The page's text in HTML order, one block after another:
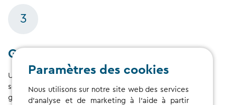
3
Gestion consolidée
Une fois liés, tous les contrats de conducteur et les
sessions de recharge sont affichés dans votre compte
gestionnaire, offrant ainsi une vue d’ensemble consolidée.
Paramètres des cookies
Nous utilisons sur notre site web des services
d'analyse et de marketing à l'aide à partir